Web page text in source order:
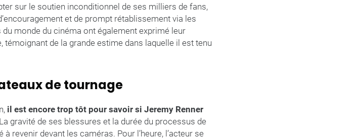
sur le soutien inconditionnel de ses milliers de fans,
et de prompt rétablissement via les
monde du cinéma ont également exprimé leur
de la grande estime dans laquelle il est tenu
de tournage
il est encore trop tôt pour savoir si Jeremy Renner
gravité de ses blessures et la durée du processus de
revenir devant les caméras. Pour l’heure, l’acteur se